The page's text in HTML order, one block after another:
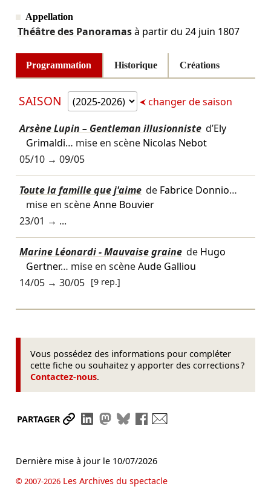
Appellation
Théâtre des Panoramasà partir du 24 juin 1807
Programmation Historique Créations
SAISON changer de saison
Arsène Lupin – Gentleman illusionniste d’Ely
Grimaldi… mise en scène Nicolas Nebot
05/10→ 09/05
Toute la famille que j'aime de Fabrice Donnio…
mise en scèneAnne Bouvier
23/01 → ...
Marine Léonardi - Mauvaise graine de Hugo
Gertner… mise en scèneAude Galliou
14/05→ 30/05 [9 rep.]
Vous possédez des informations pour compléter
cette fiche ou souhaitez y apporter des corrections ?
Contactez-nous.
PARTAGER Partager le lien
Partager sur LinkedIn
Partager sur Mastodon
Partager sur Bluesky
Partager sur Facebook
Dernière mise à jour le 10/07/2026
© 2007-2026Les Archives du spectacle